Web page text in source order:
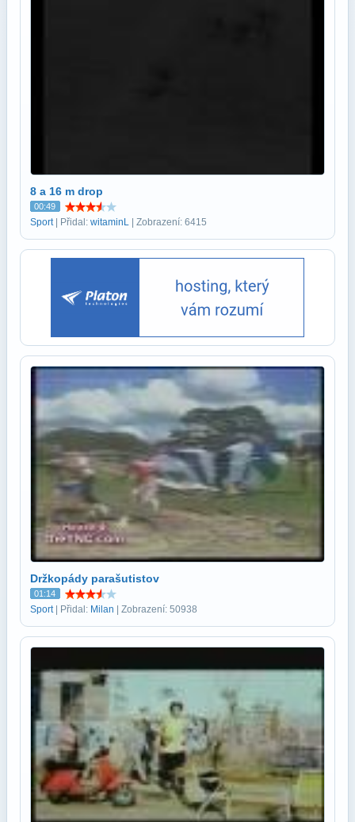
8 a 16 m drop
00:49
Sport| Přidal: witaminL | Zobrazení: 6415
Držkopády parašutistov
01:14
Sport| Přidal: Milan | Zobrazení: 50938